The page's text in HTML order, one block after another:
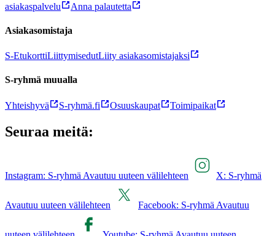
asiakaspalvelu
Anna palautetta
Asiakasomistaja
S-EtukorttiLiittymisedutLiity asiakasomistajaksi
S-ryhmä muualla
Yhteishyvä S-ryhmä.fi Osuuskaupat Toimipaikat
Seuraa meitä:
Instagram: S-ryhmä Avautuu uuteen välilehteen X: S-ryhmä
Avautuu uuteen välilehteen Facebook: S-ryhmä Avautuu